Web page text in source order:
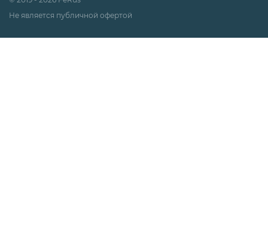
Не является публичной офертой